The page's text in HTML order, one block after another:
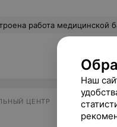
вкусно. Бассейн - вообще отдельная тема. Последний сеанс в будни - 17.00 и это при начале работы с 14.00, в выходные - вообще последний на 15.00. Людей, при таком режиме, куча, запускают до 15 человек на сеанс, реально, если более 10 человек, делать там нечего, т.к. бассейн не плавательный и всё что там есть - это массажёры, которых, при таком количестве людей,
ЦЕНТР
Наш